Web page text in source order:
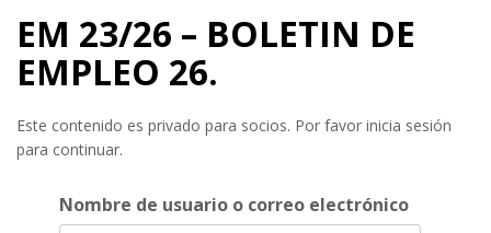
EM 23/26 – BOLETIN DE
EMPLEO 26.
Este contenido es privado para socios. Por favor inicia sesión
para continuar.
Nombre de usuario o correo electrónico